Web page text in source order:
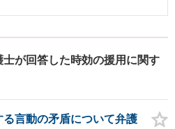
所は消滅時効を認め、請求を止めた。
るという事例が増えています。消滅時効
良さそうですが、中には自宅を訪れた
こしてくる債権者もいるため安心できま
。 中には本当に判決を取られていて消滅
が、消滅時効になっていれば内容証明で
回収会社や法律事務所も請求行為をスト
が回答した時効の援用に関す
言動の矛盾について弁護